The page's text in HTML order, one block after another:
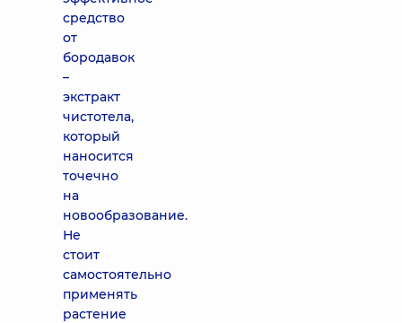
средство
от
бородавок
–
экстракт
чистотела,
который
наносится
точечно
на
новообразование.
Не
стоит
самостоятельно
применять
растение